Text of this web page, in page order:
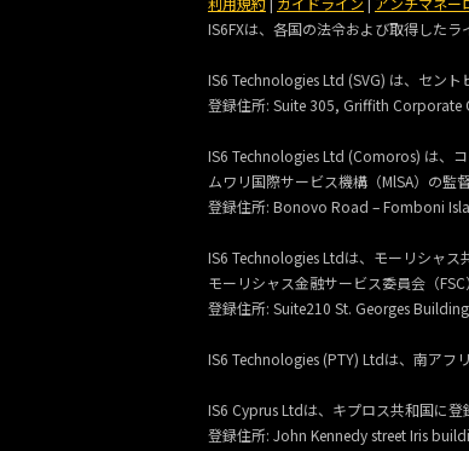
IS6FXは、各国の法令および取得したラ
IS6 Technologies Ltd (SVG) は、セン
登録住所: Suite 305, Griffith Corporate
IS6 Technologies Ltd (Comoros) は、
ムワリ国際サービス機構（MlSA）の監
登録住所: Bonovo Road – Fomboni
IS6 Technologies Ltdは、モーリシャ
モーリシャス金融サービス委員会（FSC
登録住所: Suite210 St. Georges
IS6 Technologies (PTY) Ltdは、南アフ
IS6 Cyprus Ltdは、キプロス共和国に登
登録住所: John Kennedy street Iris